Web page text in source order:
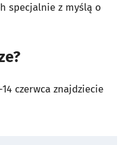
specjalnie z myślą o
czerwca znajdziecie